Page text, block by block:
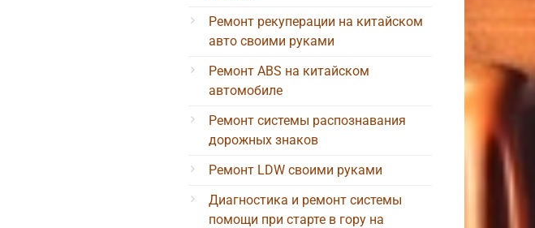
Ремонт рекуперации на китайском
авто своими руками
Ремонт ABS на китайском
автомобиле
Ремонт системы распознавания
дорожных знаков
Ремонт LDW своими руками
Диагностика и ремонт системы
помощи при старте в гору на